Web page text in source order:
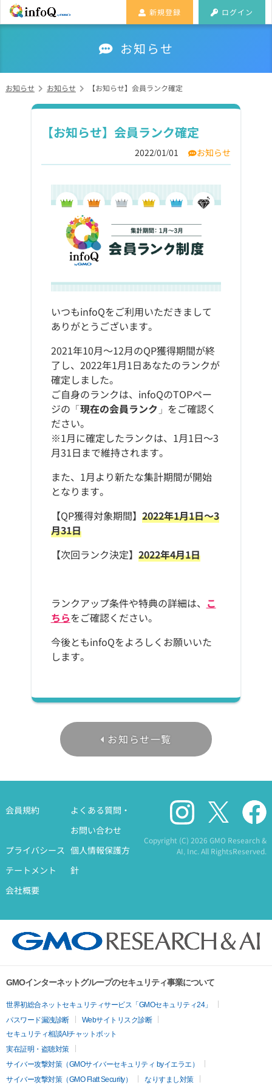
新規登録 ログイン
お知らせ
お知らせ お知らせ 【お知らせ】会員ランク確定
【お知らせ】会員ランク確定
2022/01/01 お知らせ
いつもinfoQをご利用いただきまして
ありがとうございます。
2021年10月～12月のQP獲得期間が終
了し、2022年1月1日あなたのランクが
確定しました。
ご自身のランクは、infoQのTOPペー
ジの「現在の会員ランク 」をご確認く
ださい。
※1月に確定したランクは、1月1日～3
月31日まで維持されます。
また、1月より新たな集計期間が開始
となります。
【QP獲得対象期間】 2022年1月1日～3
月31日
【次回ランク決定】 2022年4月1日
ランクアップ条件や特典の詳細は、 こ
ちらをご確認ください。
今後ともinfoQをよろしくお願いいた
します。
お知らせ一覧
会員規約
よくある質問・
お問い合わせ
プライバシース
テートメント
個人情報保護方
針
会社概要
Copyright (C)2026 GMO Research &
AI, Inc. All RightsReserved.
GMOインターネットグループのセキュリティ事業について
世界初総合ネットセキュリティサービス「GMOセキュリティ24」
パスワード漏洩診断
Webサイトリスク診断
セキュリティ相談AIチャットボット
実在証明・盗聴対策
サイバー攻撃対策（GMOサイバーセキュリティ byイエラエ）
サイバー攻撃対策（GMO Flatt Security）
なりすまし対策